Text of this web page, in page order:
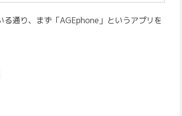
通り、まず「AGEphone」というアプリを